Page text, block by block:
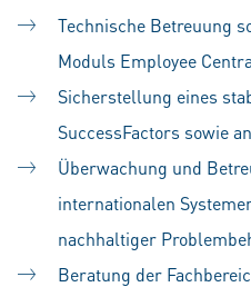
Technische Betreuung
Moduls Employee
Sicherstellung eines
SuccessFactors sowie
Überwachung und
internationalen
nachhaltiger
Beratung der